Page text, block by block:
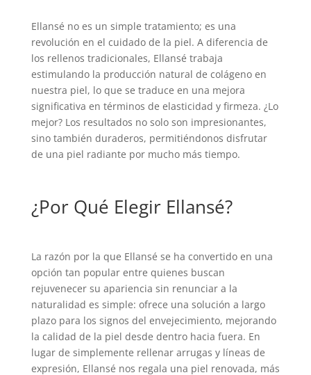
Ellansé no es un simple tratamiento; es una
revolución en el cuidado de la piel. A diferencia de
los rellenos tradicionales, Ellansé trabaja
estimulando la producción natural de colágeno en
nuestra piel, lo que se traduce en una mejora
significativa en términos de elasticidad y firmeza. ¿Lo
mejor? Los resultados no solo son impresionantes,
sino también duraderos, permitiéndonos disfrutar
de una piel radiante por mucho más tiempo.
¿Por Qué Elegir Ellansé?
La razón por la que Ellansé se ha convertido en una
opción tan popular entre quienes buscan
rejuvenecer su apariencia sin renunciar a la
naturalidad es simple: ofrece una solución a largo
plazo para los signos del envejecimiento, mejorando
la calidad de la piel desde dentro hacia fuera. En
lugar de simplemente rellenar arrugas y líneas de
expresión, Ellansé nos regala una piel renovada, más